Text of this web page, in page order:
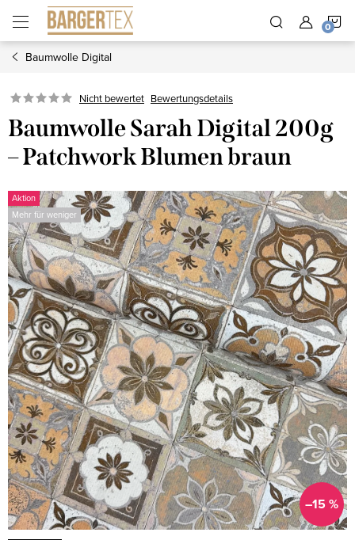
Inhalt
springen
Baumwolle Digital
Nicht bewertet Bewertungsdetails
Baumwolle Sarah Digital 200g
– Patchwork Blumen braun
Aktion
Mehr für weniger
–15 %